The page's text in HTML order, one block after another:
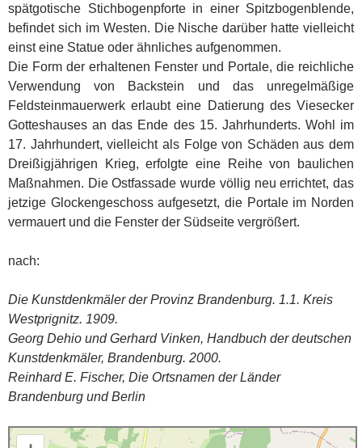
spätgotische Stichbogenpforte in einer Spitzbogenblende,
befindet sich im Westen. Die Nische darüber hatte vielleicht
einst eine Statue oder ähnliches aufgenommen.
Die Form der erhaltenen Fenster und Portale, die reichliche
Verwendung von Backstein und das unregelmäßige
Feldsteinmauerwerk erlaubt eine Datierung des Viesecker
Gotteshauses an das Ende des 15. Jahrhunderts. Wohl im
17. Jahrhundert, vielleicht als Folge von Schäden aus dem
Dreißigjährigen Krieg, erfolgte eine Reihe von baulichen
Maßnahmen. Die Ostfassade wurde völlig neu errichtet, das
jetzige Glockengeschoss aufgesetzt, die Portale im Norden
vermauert und die Fenster der Südseite vergrößert.
nach:
Die Kunstdenkmäler der Provinz Brandenburg. 1.1. Kreis
Westprignitz. 1909.
Georg Dehio und Gerhard Vinken, Handbuch der deutschen
Kunstdenkmäler, Brandenburg. 2000.
Reinhard E. Fischer, Die Ortsnamen der Länder
Brandenburg und Berlin